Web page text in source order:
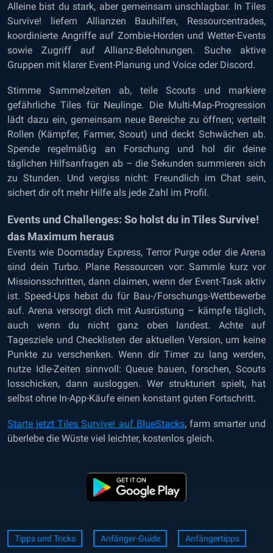
Alleine bist du stark, aber gemeinsam unschlagbar. In Tiles
Survive! liefern Allianzen Bauhilfen, Ressourcentrades,
koordinierte Angriffe auf Zombie-Horden und Wetter-Events
sowie Zugriff auf Allianz-Belohnungen. Suche aktive
Gruppen mit klarer Event-Planung und Voice oder Discord.
Stimme Sammelzeiten ab, teile Scouts und markiere
gefährliche Tiles für Neulinge. Die Multi-Map-Progression
lädt dazu ein, gemeinsam neue Bereiche zu öffnen; verteilt
Rollen (Kämpfer, Farmer, Scout) und deckt Schwächen ab.
Spende regelmäßig an Forschung und hol dir deine
täglichen Hilfsanfragen ab – die Sekunden summieren sich
zu Stunden. Und vergiss nicht: Freundlich im Chat sein,
sichert dir oft mehr Hilfe als jede Zahl im Profil.
Events und Challenges: So holst du in Tiles Survive!
das Maximum heraus
Events wie Doomsday Express, Terror Purge oder die Arena
sind dein Turbo. Plane Ressourcen vor: Sammle kurz vor
Missionsschritten, dann claimen, wenn der Event-Task aktiv
ist. Speed-Ups hebst du für Bau-/Forschungs-Wettbewerbe
auf. Arena versorgt dich mit Ausrüstung – kämpfe täglich,
auch wenn du nicht ganz oben landest. Achte auf
Tagesziele und Checklisten der aktuellen Version, um keine
Punkte zu verschenken. Wenn dir Timer zu lang werden,
nutze Idle-Zeiten sinnvoll: Queue bauen, forschen, Scouts
losschicken, dann ausloggen. Wer strukturiert spielt, hat
selbst ohne In-App-Käufe einen konstant guten Fortschritt.
Starte jetzt Tiles Survive! auf BlueStacks, farm smarter und
überlebe die Wüste viel leichter, kostenlos gleich.
Tipps und Tricks Anfänger-Guide Anfängertipps